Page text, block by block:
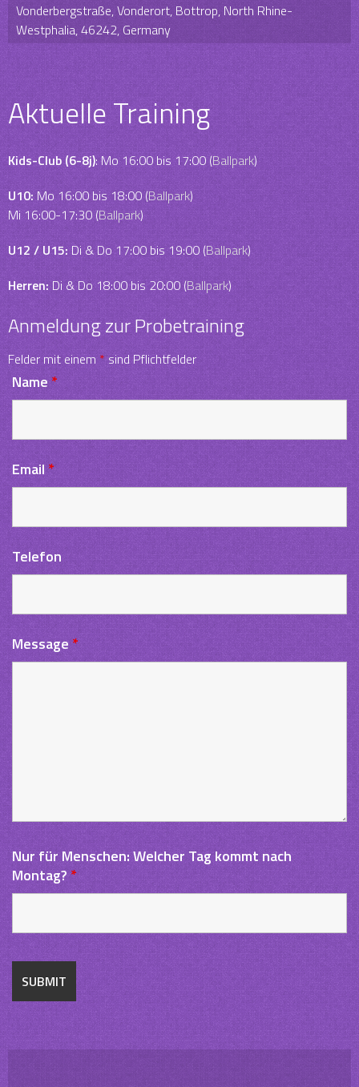
Vonderbergstraße, Vonderort, Bottrop, North Rhine-
Westphalia, 46242, Germany
Aktuelle Training
Kids-Club (6-8j): Mo 16:00 bis 17:00 (Ballpark)
U10: Mo 16:00 bis 18:00 (Ballpark)
Mi 16:00-17:30 (Ballpark)
U12 / U15: Di & Do 17:00 bis 19:00 (Ballpark)
Herren: Di & Do 18:00 bis 20:00 (Ballpark)
Anmeldung zur Probetraining
Felder mit einem*sind Pflichtfelder
Name*
Email*
Telefon
Message *
Nur für Menschen: Welcher Tag kommt nach
Montag?*